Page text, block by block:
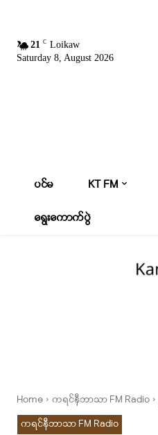
21 C Loikaw
Saturday 8, August 2026
ပင်မ KT FM
ရွေးကောက်ပွဲ
Home ကရင်နီဘာသာ FM Radio
ကရင်နီဘာသာ FM Radio